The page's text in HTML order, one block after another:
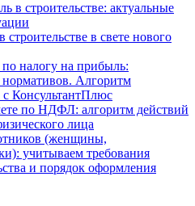
в строительстве: актуальные
в свете нового
налогу на прибыль:
Алгоритм
КонсультантПлюс
по НДФЛ: алгоритм действий
лица
(женщины,
учитываем требования
и порядок оформления